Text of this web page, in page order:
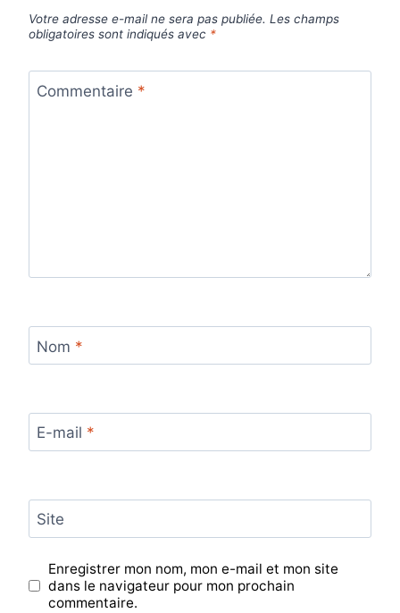
Votre adresse e-mail ne sera pas publiée. Les champs
obligatoires sont indiqués avec *
Commentaire *
Nom *
E-mail *
Site
Enregistrer mon nom, mon e-mail et mon site
dans le navigateur pour mon prochain
commentaire.